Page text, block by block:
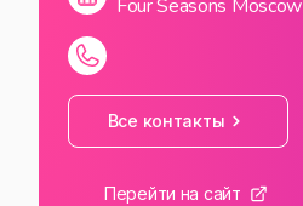
Four Seasons Moscow
Все контакты
Перейти на сайт